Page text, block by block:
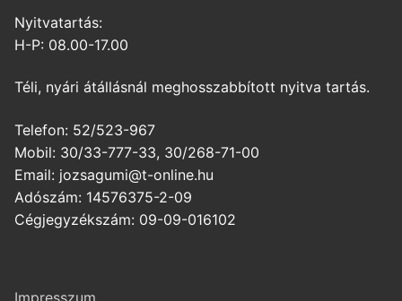
Nyitvatartás:
H-P: 08.00-17.00
Téli, nyári átállásnál meghosszabbított nyitva tartás.
Telefon: 52/523-967
Mobil: 30/33-777-33, 30/268-71-00
Email: jozsagumi@t-online.hu
Adószám: 14576375-2-09
Cégjegyzékszám: 09-09-016102
Impresszum